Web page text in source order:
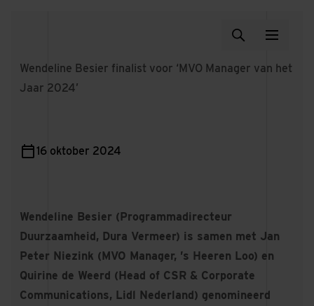
Wendeline Besier finalist voor ‘MVO Manager van het
Jaar 2024’
16 oktober 2024
Wendeline Besier (Programmadirecteur
Duurzaamheid, Dura Vermeer) is samen met Jan
Peter Niezink (MVO Manager, ’s Heeren Loo) en
Quirine de Weerd (Head of CSR & Corporate
Communications, Lidl Nederland) genomineerd